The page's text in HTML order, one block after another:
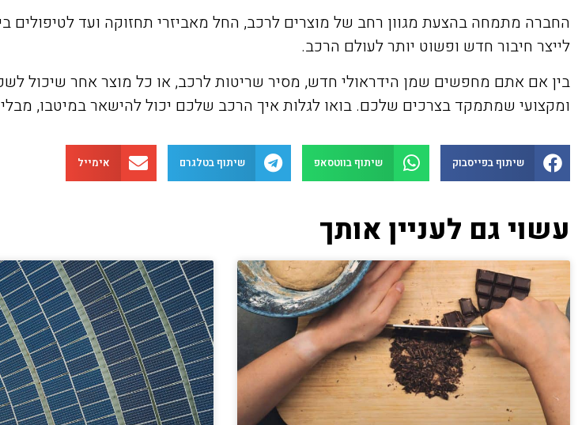
החברה מתמחה בהצעת מגוון רחב של מוצרים לרכב, החל מאביזרי תחזוקה ועד לטיפולים
לייצר חיבור חדש ופשוט יותר לעולם הרכב.
ומקצועי שמתמקד בצרכים שלכם. בואו לגלות איך הרכב שלכם יכול להישאר במיטבו,
שיתוף בפייסבוק שיתוף בווטסאפ שיתוף בטלגרם אימייל
עשוי גם לעניין אותך